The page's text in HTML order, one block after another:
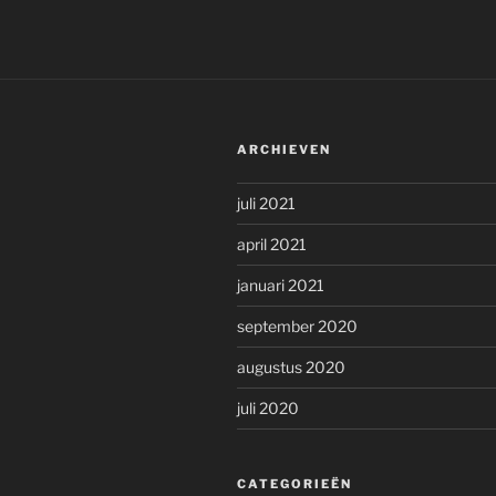
ARCHIEVEN
juli 2021
april 2021
januari 2021
september 2020
augustus 2020
juli 2020
CATEGORIEËN